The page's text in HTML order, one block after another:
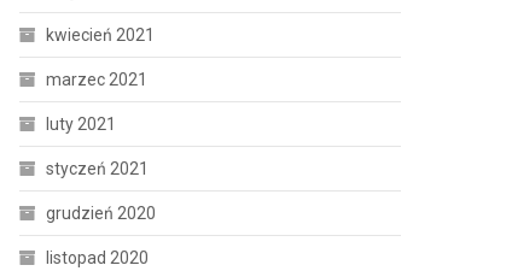
kwiecień 2021
marzec 2021
luty 2021
styczeń 2021
grudzień 2020
listopad 2020